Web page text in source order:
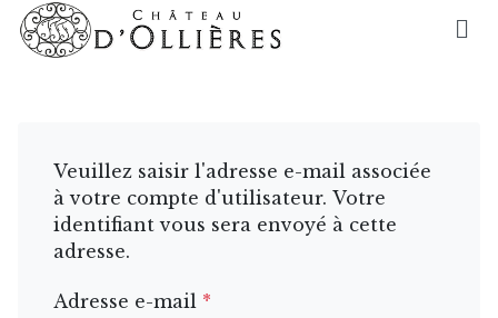
Veuillez saisir l'adresse e-mail associée
à votre compte d'utilisateur. Votre
identifiant vous sera envoyé à cette
adresse.
Adresse e-mail *